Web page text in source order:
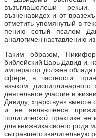
възъглашолеши
възненавидех и от
отметить упомянутый в
пению сотый псалом
аналогичен наставлению из
Таким образом, Никифор
библейский Царь Давид и,
император, должен
сфере, в частности,
языком, дисциплинарного
деятельное участие в
Давиду, «царствуя» вместе
и не являвшееся
политической практике
для книжника своего рода
сыгравшего значительную